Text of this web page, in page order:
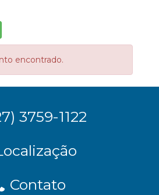
encontrado.
3759-1122
Contato